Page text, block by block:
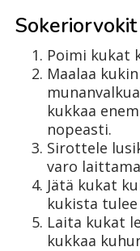
Sokeriorvokit
Poimi kukat
Maalaa
kukkaa
nopeasti.
Sirottele
varo
Jätä kukat
kukista
Laita kukat
kukkaa